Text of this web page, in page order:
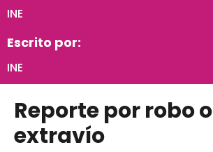
INE
Escrito por:
INE
Reporte por robo o
extravío